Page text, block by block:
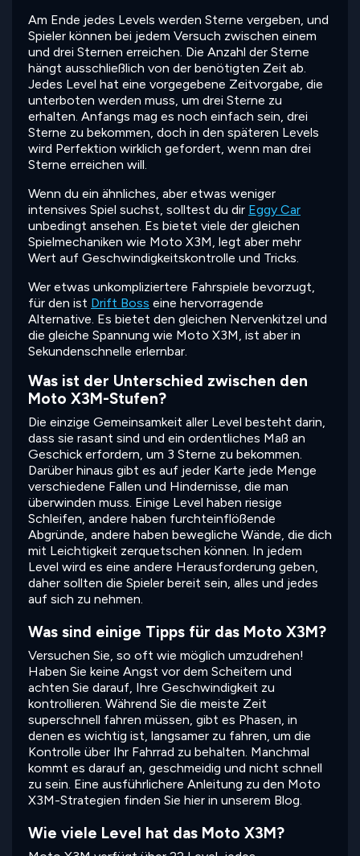
Am Ende jedes Levels werden Sterne vergeben, und
Spieler können bei jedem Versuch zwischen einem
und drei Sternen erreichen. Die Anzahl der Sterne
hängt ausschließlich von der benötigten Zeit ab.
Jedes Level hat eine vorgegebene Zeitvorgabe, die
unterboten werden muss, um drei Sterne zu
erhalten. Anfangs mag es noch einfach sein, drei
Sterne zu bekommen, doch in den späteren Levels
wird Perfektion wirklich gefordert, wenn man drei
Sterne erreichen will.
Wenn du ein ähnliches, aber etwas weniger
intensives Spiel suchst, solltest du dir Eggy Car
unbedingt ansehen. Es bietet viele der gleichen
Spielmechaniken wie Moto X3M, legt aber mehr
Wert auf Geschwindigkeitskontrolle und Tricks.
Wer etwas unkompliziertere Fahrspiele bevorzugt,
für den ist Drift Boss eine hervorragende
Alternative. Es bietet den gleichen Nervenkitzel und
die gleiche Spannung wie Moto X3M, ist aber in
Sekundenschnelle erlernbar.
Was ist der Unterschied zwischen den
Moto X3M-Stufen?
Die einzige Gemeinsamkeit aller Level besteht darin,
dass sie rasant sind und ein ordentliches Maß an
Geschick erfordern, um 3 Sterne zu bekommen.
Darüber hinaus gibt es auf jeder Karte jede Menge
verschiedene Fallen und Hindernisse, die man
überwinden muss. Einige Level haben riesige
Schleifen, andere haben furchteinflößende
Abgründe, andere haben bewegliche Wände, die dich
mit Leichtigkeit zerquetschen können. In jedem
Level wird es eine andere Herausforderung geben,
daher sollten die Spieler bereit sein, alles und jedes
auf sich zu nehmen.
Was sind einige Tipps für das Moto X3M?
Versuchen Sie, so oft wie möglich umzudrehen!
Haben Sie keine Angst vor dem Scheitern und
achten Sie darauf, Ihre Geschwindigkeit zu
kontrollieren. Während Sie die meiste Zeit
superschnell fahren müssen, gibt es Phasen, in
denen es wichtig ist, langsamer zu fahren, um die
Kontrolle über Ihr Fahrrad zu behalten. Manchmal
kommt es darauf an, geschmeidig und nicht schnell
zu sein. Eine ausführlichere Anleitung zu den Moto
X3M-Strategien finden Sie hier in unserem Blog.
Wie viele Level hat das Moto X3M?